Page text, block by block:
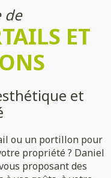
de
ET
et
ou un portillon pour
propriété ? Daniel
proposant des